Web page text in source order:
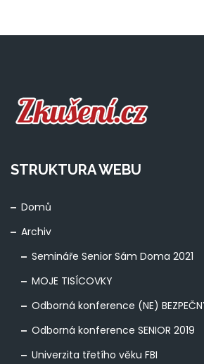
STRUKTURA WEBU
Domů
Archiv
Semináře Senior Sám Doma 2021
MOJE TISÍCOVKY
Odborná konference (NE)
Odborná konference SENIOR 2019
Univerzita třetího věku FBI